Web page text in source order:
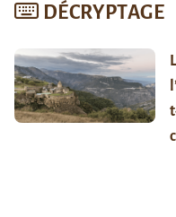
DÉCRYPTAGE